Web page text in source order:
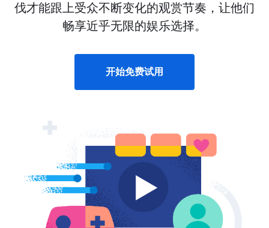
伐才能跟上受众不断变化的观赏节奏，让他们
畅享近乎无限的娱乐选择。
开始免费试用